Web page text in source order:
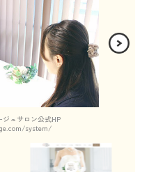
ュサロン公式HP
system/